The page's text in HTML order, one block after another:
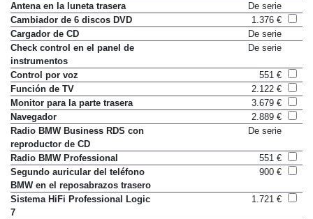
Antena en la luneta trasera
De serie
Cambiador de 6 discos DVD
1.376 €
Cargador de CD
De serie
Check control en el panel de
instrumentos
De serie
Control por voz
551 €
Función de TV
2.122 €
Monitor para la parte trasera
3.679 €
Navegador
2.889 €
Radio BMW Business RDS con
reproductor de CD
De serie
Radio BMW Professional
551 €
Segundo auricular del teléfono
BMW en el reposabrazos trasero
900 €
Sistema HiFi Professional Logic
7
1.721 €